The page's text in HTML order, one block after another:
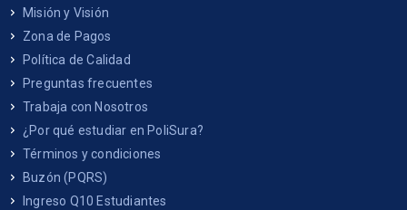
Misión y Visión
Zona de Pagos
Política de Calidad
Preguntas frecuentes
Trabaja con Nosotros
¿Por qué estudiar en PoliSura?
Términos y condiciones
Buzón (PQRS)
Ingreso Q10 Estudiantes